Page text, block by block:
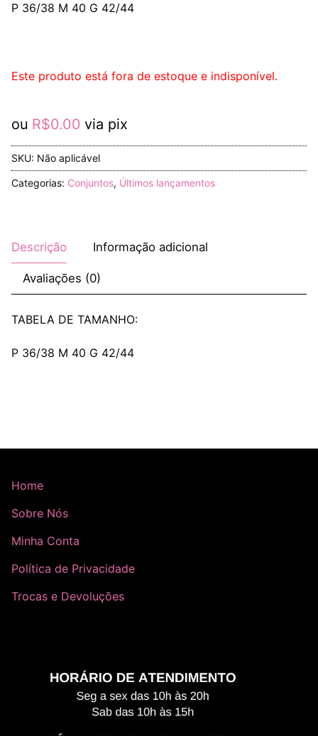
P 36/38 M 40 G 42/44
Este produto está fora de estoque e indisponível.
ou R$0.00 via pix
SKU: Não aplicável
Categorias: Conjuntos, Últimos lançamentos
Descrição Informação adicional
Avaliações (0)
TABELA DE TAMANHO:
P 36/38 M 40 G 42/44
Home
Sobre Nós
Minha Conta
Política de Privacidade
Trocas e Devoluções